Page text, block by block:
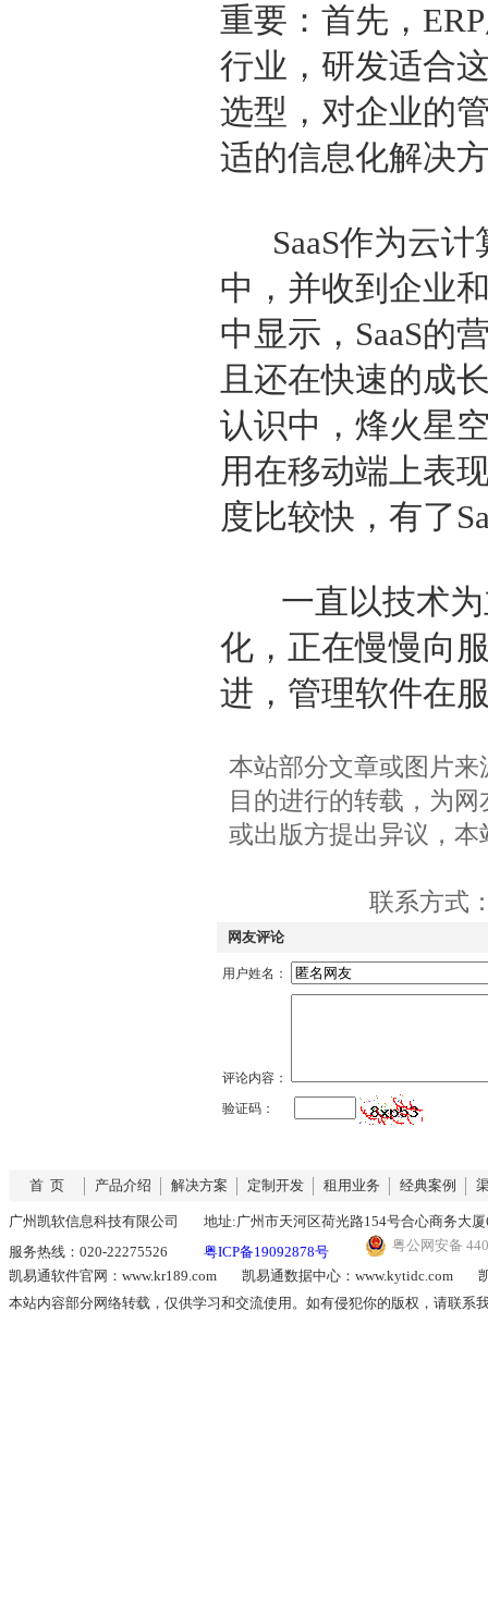
重要：首先，
行业，研发适合
选型，对企业的
适的信息化解决
SaaS作为云计
中，并收到企业
中显示，SaaS的
且还在快速的成
认识中，烽火星
用在移动端上表
度比较快，有了
一直以技术为
化，正在慢慢向
进，管理软件在
本站部分文章或图片
目的进行的转载，为
或出版方提出异议，
联系方式
网友评论
用户姓名：
评论内容：
验证码：
首 页 产品介绍 解决方案 定制开发 租用业务 经典案例
广州凯软信息科技有限公司
地址:广州市天河区荷光路154号合心商务大厦
服务热线：020-22275526
粤ICP备19092878号
粤公网安备
凯易通软件官网：www.kr189.com
凯易通数据中心：www.kytidc.com
本站内容部分网络转载，仅供学习和交流使用。如有侵犯你的版权，请联系